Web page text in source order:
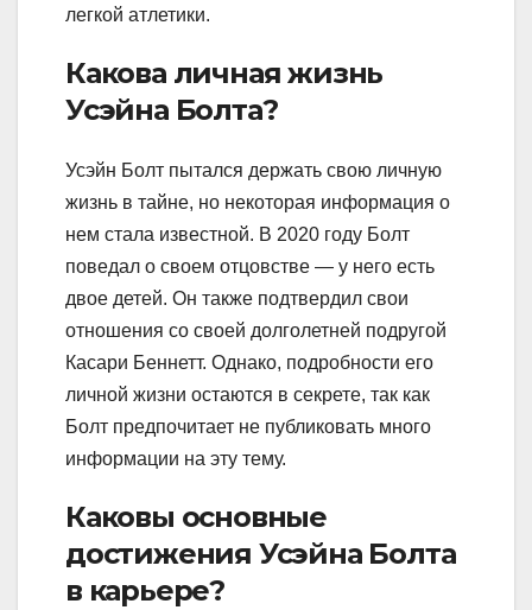
легкой атлетики.
Какова личная жизнь
Усэйна Болта?
Усэйн Болт пытался держать свою личную
жизнь в тайне, но некоторая информация о
нем стала известной. В 2020 году Болт
поведал о своем отцовстве — у него есть
двое детей. Он также подтвердил свои
отношения со своей долголетней подругой
Касари Беннетт. Однако, подробности его
личной жизни остаются в секрете, так как
Болт предпочитает не публиковать много
информации на эту тему.
Каковы основные
достижения Усэйна Болта
в карьере?